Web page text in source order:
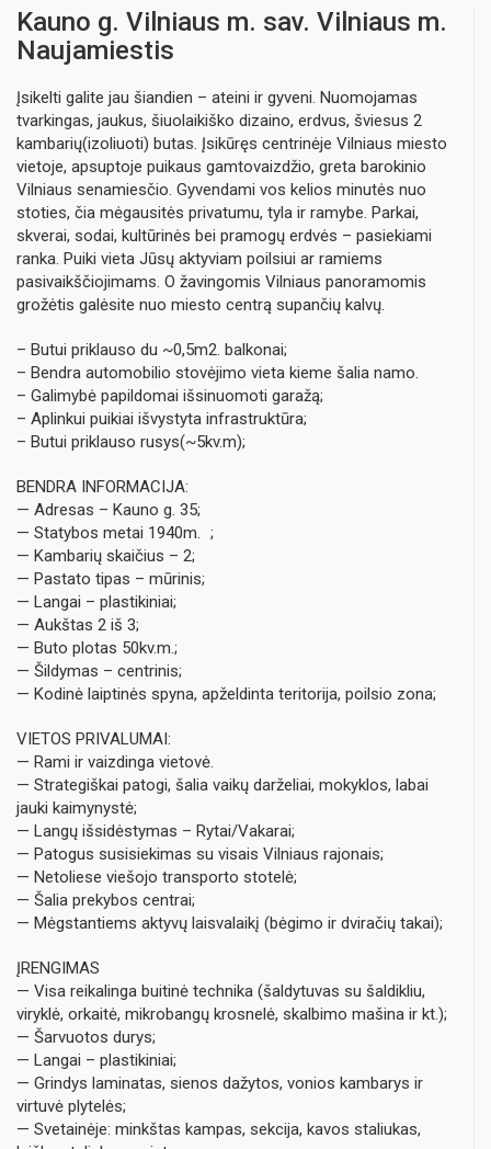
Kauno g. Vilniaus m. sav. Vilniaus m.
Naujamiestis
Įsikelti galite jau šiandien – ateini ir gyveni. Nuomojamas
tvarkingas, jaukus, šiuolaikiško dizaino, erdvus, šviesus 2
kambarių(izoliuoti) butas. Įsikūręs centrinėje Vilniaus miesto
vietoje, apsuptoje puikaus gamtovaizdžio, greta barokinio
Vilniaus senamiesčio. Gyvendami vos kelios minutės nuo
stoties, čia mėgausitės privatumu, tyla ir ramybe. Parkai,
skverai, sodai, kultūrinės bei pramogų erdvės – pasiekiami
ranka. Puiki vieta Jūsų aktyviam poilsiui ar ramiems
pasivaikščiojimams. O žavingomis Vilniaus panoramomis
grožėtis galėsite nuo miesto centrą supančių kalvų.
– Butui priklauso du ~0,5m2. balkonai;
– Bendra automobilio stovėjimo vieta kieme šalia namo.
– Galimybė papildomai išsinuomoti garažą;
– Aplinkui puikiai išvystyta infrastruktūra;
– Butui priklauso rusys(~5kv.m);
BENDRA INFORMACIJA:
— Adresas – Kauno g. 35;
— Statybos metai 1940m. ;
— Kambarių skaičius – 2;
— Pastato tipas – mūrinis;
— Langai – plastikiniai;
— Aukštas 2 iš 3;
— Buto plotas 50kv.m.;
— Šildymas – centrinis;
— Kodinė laiptinės spyna, apželdinta teritorija, poilsio zona;
VIETOS PRIVALUMAI:
— Rami ir vaizdinga vietovė.
— Strategiškai patogi, šalia vaikų darželiai, mokyklos, labai
jauki kaimynystė;
— Langų išsidėstymas – Rytai/Vakarai;
— Patogus susisiekimas su visais Vilniaus rajonais;
— Netoliese viešojo transporto stotelė;
— Šalia prekybos centrai;
— Mėgstantiems aktyvų laisvalaikį (bėgimo ir dviračių takai);
ĮRENGIMAS
— Visa reikalinga buitinė technika (šaldytuvas su šaldikliu,
viryklė, orkaitė, mikrobangų krosnelė, skalbimo mašina ir kt.);
— Šarvuotos durys;
— Langai – plastikiniai;
— Grindys laminatas, sienos dažytos, vonios kambarys ir
virtuvė plytelės;
— Svetainėje: minkštas kampas, sekcija, kavos staliukas,